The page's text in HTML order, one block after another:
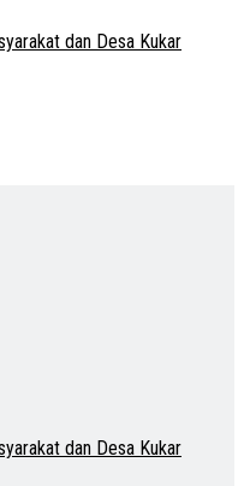
dan Desa Kukar
dan Desa Kukar